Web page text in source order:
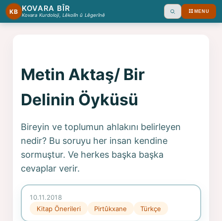
KB KOVARA BÎR
Kovara Kurdoloji, Lêkolîn û Lêgerînê Ara MENU
Metin Aktaş/ Bir
Delinin Öyküsü
Bireyin ve toplumun ahlakını belirleyen
nedir? Bu soruyu her insan kendine
sormuştur. Ve herkes başka başka
cevaplar verir.
10.11.2018
Kitap Önerileri
Pirtûkxane Türkçe